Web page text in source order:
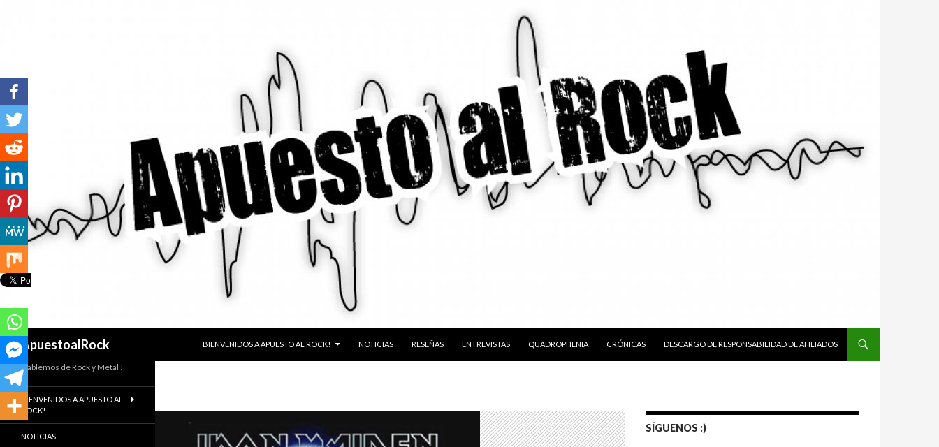
ApuestoalRock
Buscar
BIENVENIDOS A APUESTO AL ROCK!
NOTICIAS RESEÑAS ENTREVISTAS QUADROPHENIA CRÓNICAS DESCARGO DE RESPONSABILIDAD DE AFILIADOS
SÍGUENOS :)
Hablemos de Rock y Metal !
BIENVENIDOS A APUESTO AL
ROCK!
NOTICIAS